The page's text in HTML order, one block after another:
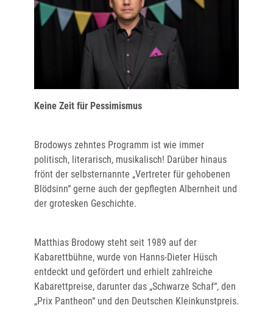
Keine Zeit für Pessimismus
Brodowys zehntes Programm ist wie immer
politisch, literarisch, musikalisch! Darüber hinaus
frönt der selbsternannte „Vertreter für gehobenen
Blödsinn“ gerne auch der gepflegten Albernheit und
der grotesken Geschichte.
Matthias Brodowy steht seit 1989 auf der
Kabarettbühne, wurde von Hanns-Dieter Hüsch
entdeckt und gefördert und erhielt zahlreiche
Kabarettpreise, darunter das „Schwarze Schaf“, den
„Prix Pantheon“ und den Deutschen Kleinkunstpreis.